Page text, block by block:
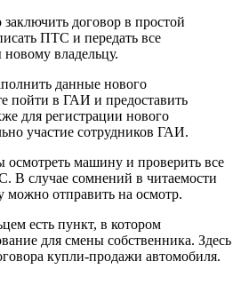
договор в простой
ПТС и передать все
владельцу.
данные нового
пойти в ГАИ и предоставить
для регистрации нового
участие сотрудников ГАИ.
машину и проверить все
В случае сомнений в читаемости
можно отправить на осмотр.
есть пункт, в котором
для смены собственника. Здесь
купли-продажи автомобиля.